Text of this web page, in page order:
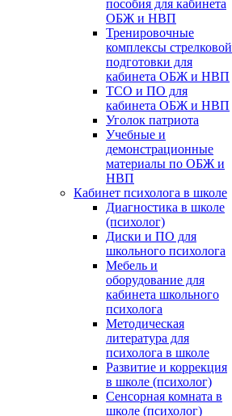
пособия для кабинета
ОБЖ и НВП
Тренировочные
комплексы стрелковой
подготовки для
кабинета ОБЖ и НВП
ТСО и ПО для
кабинета ОБЖ и НВП
Уголок патриота
Учебные и
демонстрационные
материалы по ОБЖ и
НВП
Кабинет психолога в школе
Диагностика в школе
(психолог)
Диски и ПО для
школьного психолога
Мебель и
оборудование для
кабинета школьного
психолога
Методическая
литература для
психолога в школе
Развитие и коррекция
в школе (психолог)
Сенсорная комната в
школе (психолог)